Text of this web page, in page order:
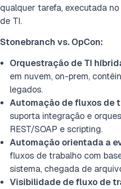
qualquer tarefa, executada
de TI.
Stonebranch vs. OpCon:
Orquestração de TI
em nuvem, on-prem,
legados.
Automação de fluxos de
suporta integração e
REST/SOAP e scripting.
Automação orientada a
fluxos de trabalho com
sistema, chegada de
Visibilidade de fluxo de